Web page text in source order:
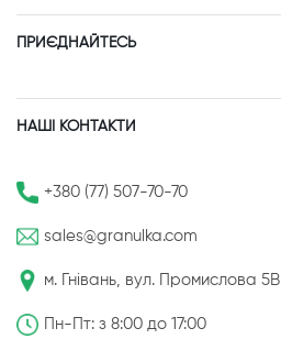
ПРИЄДНАЙТЕСЬ
НАШІ КОНТАКТИ
+380 (77) 507-70-70
sales@granulka.com
м. Гнівань, вул. Промислова 5В
Пн-Пт: з 8:00 до 17:00